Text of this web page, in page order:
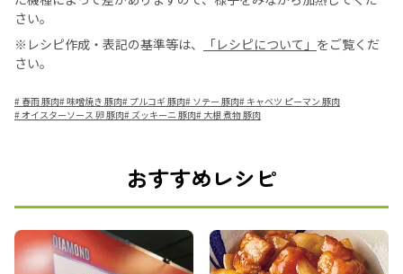
さい。
※レシピ作成・表記の基準等は、
「レシピについて」 をご覧くだ
さい。
# 春雨 豚肉#味噌焼き 豚肉# プルコギ 豚肉# ソテー 豚肉# キャベツ ピーマン 豚肉
#オイスターソース 卵 豚肉# ズッキーニ 豚肉# 大根 煮物 豚肉
おすすめレシピ